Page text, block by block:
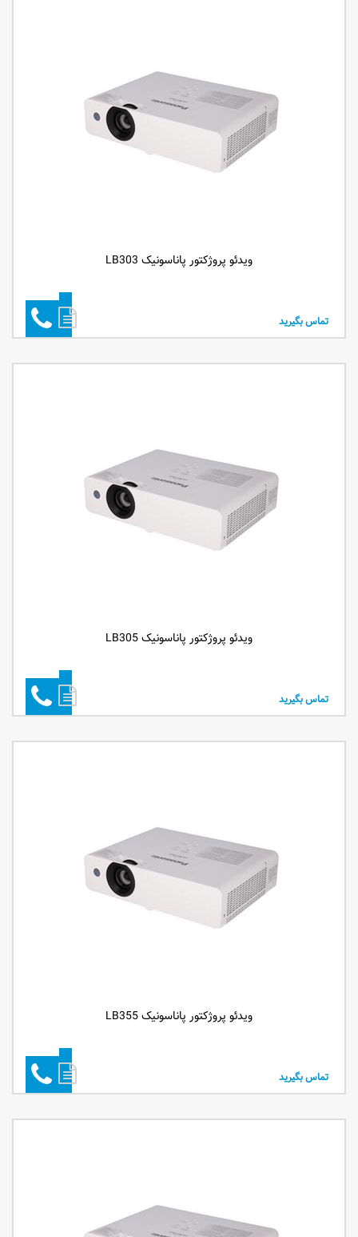
ویدئو پروژکتور پاناسونیک LB303
تماس بگیرید
ویدئو پروژکتور پاناسونیک LB305
تماس بگیرید
ویدئو پروژکتور پاناسونیک LB355
تماس بگیرید